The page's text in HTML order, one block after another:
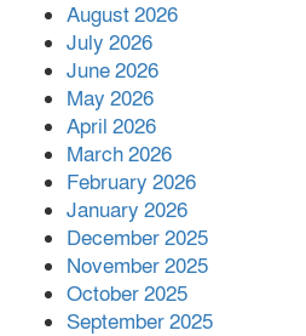
‘জ্বিন হাজিরে
নারী,দুলারহাটে
৩০ জুলাই
August 2026
July 2026
June 2026
May 2026
April 2026
March 2026
February 2026
January 2026
December 2025
November 2025
October 2025
September 2025